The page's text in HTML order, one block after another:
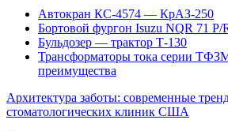
Автокран КС-4574 — КрАЗ-250
Бортовой фургон Isuzu NQR 71 P/
Бульдозер — трактор Т-130
Трансформаторы тока серии
преимущества
Архитектура заботы: современные
стоматологических клиник США